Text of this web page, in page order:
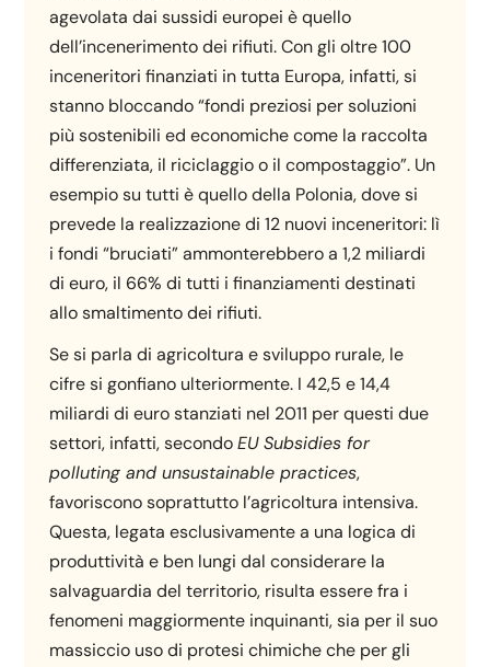
agevolata dai sussidi europei è quello
dell’incenerimento dei rifiuti. Con gli oltre 100
inceneritori finanziati in tutta Europa, infatti, si
stanno bloccando “fondi preziosi per soluzioni
più sostenibili ed economiche come la raccolta
differenziata, il riciclaggio o il compostaggio”. Un
esempio su tutti è quello della Polonia, dove si
prevede la realizzazione di 12 nuovi inceneritori: lì
i fondi “bruciati” ammonterebbero a 1,2 miliardi
di euro, il 66% di tutti i finanziamenti destinati
allo smaltimento dei rifiuti.
Se si parla di agricoltura e sviluppo rurale, le
cifre si gonfiano ulteriormente. I 42,5 e 14,4
miliardi di euro stanziati nel 2011 per questi due
settori, infatti, secondoEU Subsidies for
polluting and unsustainable practices,
favoriscono soprattutto l’agricoltura intensiva.
Questa, legata esclusivamente a una logica di
produttività e ben lungi dal considerare la
salvaguardia del territorio, risulta essere fra i
fenomeni maggiormente inquinanti, sia per il suo
massiccio uso di protesi chimiche che per gli